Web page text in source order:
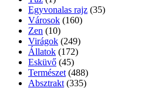
Egyvonalas rajz (35)
Városok (160)
Zen (10)
Virágok (249)
Állatok (172)
Esküvő (45)
Természet (488)
Absztrakt (335)